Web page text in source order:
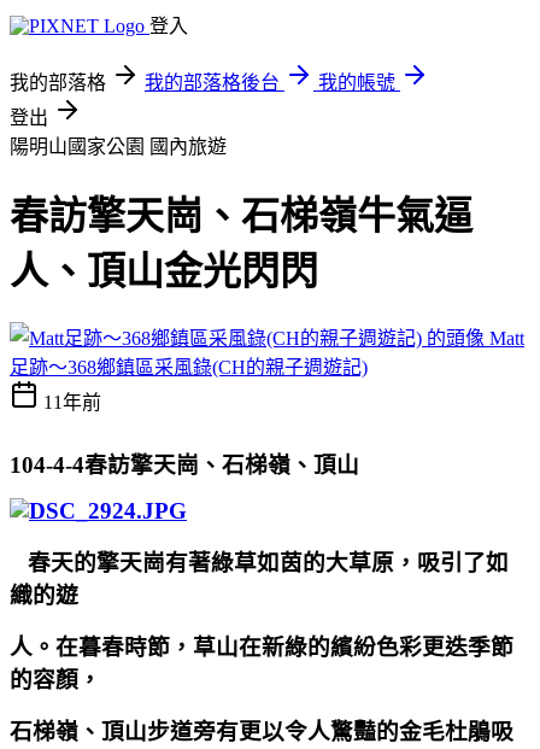
登入
我的部落格 我的部落格後台
我的帳號
登出
陽明山國家公園 國內旅遊
春訪擎天崗、石梯嶺牛氣逼
人、頂山金光閃閃
Matt
足跡～368鄉鎮區采風錄(CH的親子週遊記)
11年前
104-4-4春訪擎天崗、石梯嶺、頂山
春天的擎天崗有著綠草如茵的大草原，吸引了如
織的遊
人。在暮春時節，草山在新綠的繽紛色彩更迭季節
的容顏，
石梯嶺、頂山步道旁有更以令人驚豔的金毛杜鵑吸